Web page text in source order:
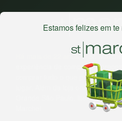
Há mais de 22 anos, o St.
experiência de compras, a
comprar tudo o que precisa para
lugar. Além da loja online temos
Grande São Paulo, litoral e
Estamos felizes em